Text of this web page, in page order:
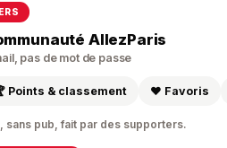
AllezParis
pas de mot de passe
Points & classement ❤️ Favoris
sans pub, fait par des supporters.